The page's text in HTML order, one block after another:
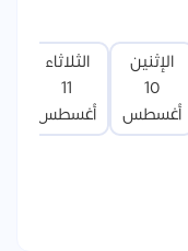
الإثنين
10
أغسطس
الثلاثاء
11
أغسطس